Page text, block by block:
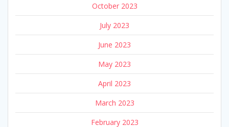
October 2023
July 2023
June 2023
May 2023
April 2023
March 2023
February 2023